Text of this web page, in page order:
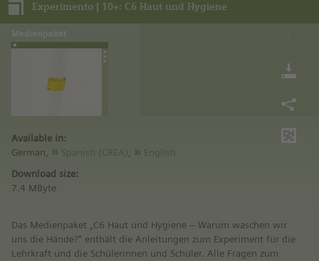
Methods
Trainings
Experimento | 10+: C6 Haut und Hygiene
Available in:
German,
Spanish (CREA),
English
Download size:
7.4 MByte
Das Medienpaket „C6 Haut und Hygiene – Warum waschen wir
uns die Hände?“ enthält die Anleitungen zum Experiment für die
Lehrkraft und die Schülerinnen und Schüler. Alle Fragen zum